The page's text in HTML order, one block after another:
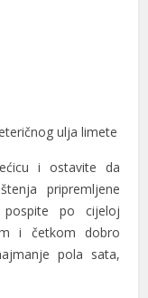
ulja limete
i ostavite da
pripremljene
po cijeloj
i četkom dobro
pola sata,